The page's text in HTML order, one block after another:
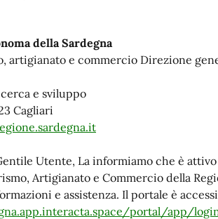
della Sardegna
artigianato e commercio Direzione
e sviluppo
Cagliari
Utente, La informiamo che è
Artigianato e Commercio della
e assistenza. Il portale è
portal/app/